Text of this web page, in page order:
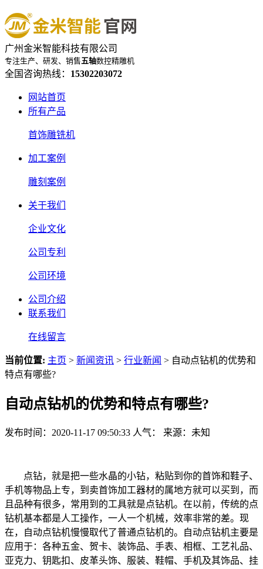
广州金米智能科技有限公司
专注生产、研发、销售五轴数控精雕机
全国咨询热线： 15302203072
网站首页
所有产品
首饰雕铣机
加工案例
雕刻案例
关于我们
企业文化
公司专利
公司环境
公司介绍
联系我们
在线留言
当前位置: 主页 > 新闻资讯 > 行业新闻 > 自动点钻机的优势和
特点有哪些?
自动点钻机的优势和特点有哪些?
发布时间：2020-11-17 09:50:33 人气： 来源：未知
点钻，就是把一些水晶的小钻，粘贴到你的首饰和鞋子、
手机等物品上专，到卖首饰加工器材的属地方就可以买到，而
且品种有很多，常用到的工具就是点钻机。在以前，传统的点
钻机基本都是人工操作，一人一个机械，效率非常的差。现
在，自动点钻机慢慢取代了普通点钻机的。自动点钻机主要是
应用于：各种五金、贺卡、装饰品、手表、相框、工艺礼品、
亚克力、钥匙扣、皮革头饰、服装、鞋帽、手机及其饰品、挂